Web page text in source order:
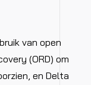
van open
(ORD) om
en Delta